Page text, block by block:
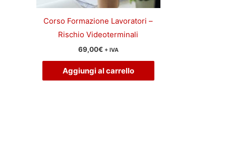
Corso Formazione Lavoratori –
Rischio Videoterminali
69,00€ + IVA
Aggiungi al carrello